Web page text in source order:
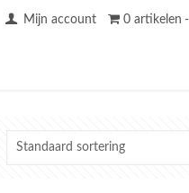
Mijn account 0 artikelen